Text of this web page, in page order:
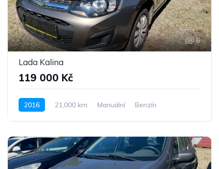
6
Lada Kalina
119 000 Kč
2016 21,000 km Manuální
Benzín